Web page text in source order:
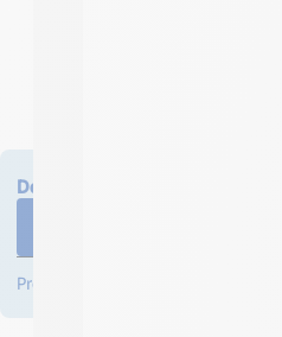
Des questions sur ce produit
Professionnels ? Créez votre